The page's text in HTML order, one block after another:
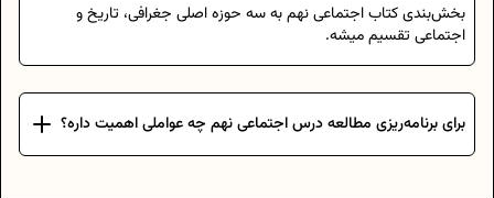
بخش‌بندی کتاب اجتماعی نهم به سه حوزه اصلی جغرافی، تاریخ و
اجتماعی تقسیم میشه.
برای برنامه‌ریزی مطالعه درس اجتماعی نهم چه عواملی اهمیت داره؟